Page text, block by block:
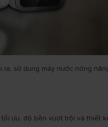
sử dụng máy nước nóng
ưu, độ bền vượt trội và thiết